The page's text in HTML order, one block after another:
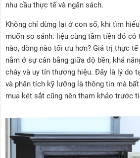
nhu cầu thực tế và ngân sách.
Không chỉ dừng lại ở con số, khi tìm
muốn so sánh: liệu cùng tầm tiền đó
nào, dòng nào tối ưu hơn? Giá trị thực
nằm ở sự cân bằng giữa độ bền, khả
cháy và uy tín thương hiệu. Đây là lý do
và phân tích kỹ lưỡng là thông tin mà
mua két sắt cũng nên tham khảo trước